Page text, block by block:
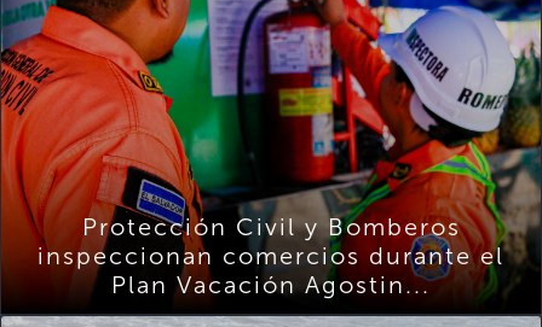
Protección Civil y Bomberos
inspeccionan comercios durante el
Plan Vacación Agostin...